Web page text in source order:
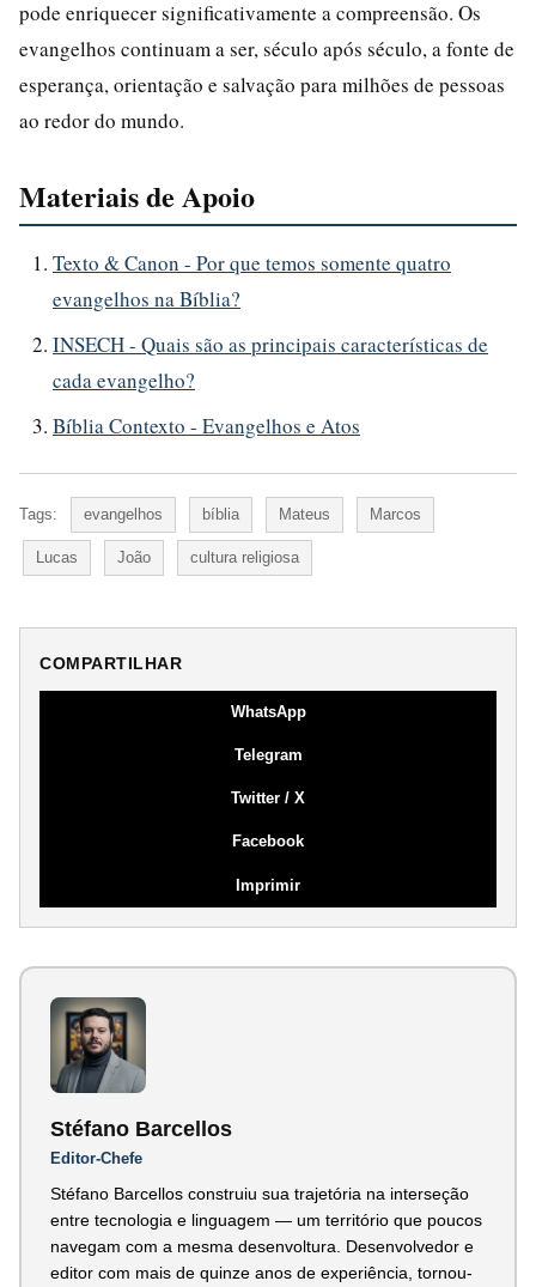
pode enriquecer significativamente a compreensão. Os
evangelhos continuam a ser, século após século, a fonte de
esperança, orientação e salvação para milhões de pessoas
ao redor do mundo.
Materiais de Apoio
Texto & Canon - Por que temos somente quatro
evangelhos na Bíblia?
INSECH - Quais são as principais características de
cada evangelho?
Bíblia Contexto - Evangelhos e Atos
Tags: evangelhos bíblia Mateus Marcos
Lucas João cultura religiosa
COMPARTILHAR
WhatsApp
Telegram
Twitter / X
Facebook
Imprimir
Stéfano Barcellos
Editor-Chefe
Stéfano Barcellos construiu sua trajetória na interseção
entre tecnologia e linguagem — um território que poucos
navegam com a mesma desenvoltura. Desenvolvedor e
editor com mais de quinze anos de experiência, tornou-